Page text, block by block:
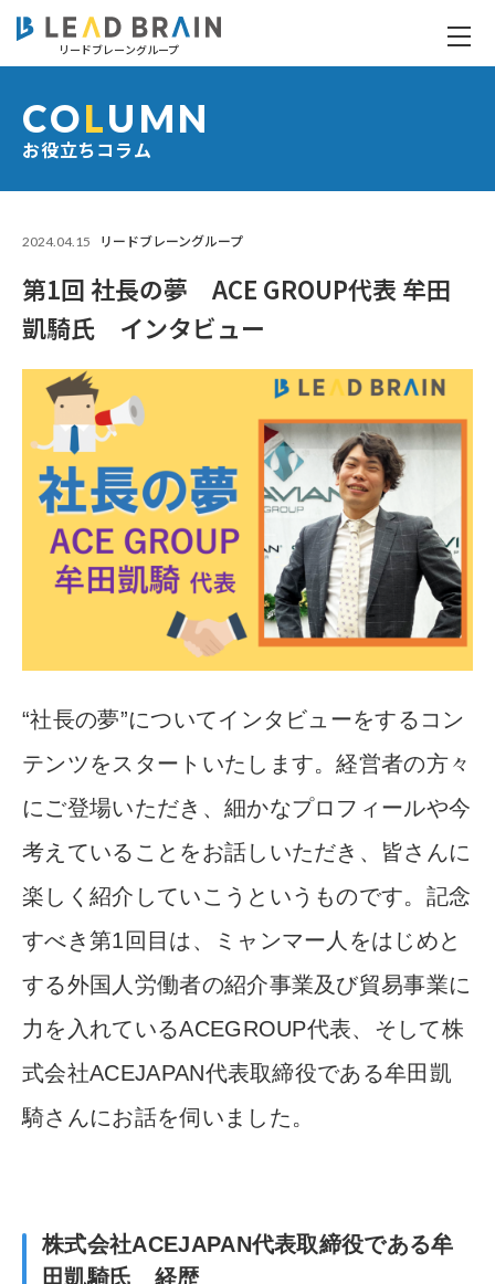
リードブレーングループ
お役立ちコラム
COLUMN
2024.04.15 リードブレーングループ
第1回 社長の夢 ACE GROUP代表 牟田
凱騎氏 インタビュー
“社長の夢”についてインタビューをするコン
テンツをスタートいたします。経営者の方々
にご登場いただき、細かなプロフィールや今
考えていることをお話しいただき、皆さんに
楽しく紹介していこうというものです。 記念
すべき第1回目は、ミャンマー人をはじめと
する外国人労働者の紹介事業及び貿易事業に
力を入れているACEGROUP代表、 そして株
式会社ACEJAPAN代表取締役である牟田凱
騎さんにお話を伺いました。
株式会社ACEJAPAN代表取締役である牟
田凱騎氏 経歴